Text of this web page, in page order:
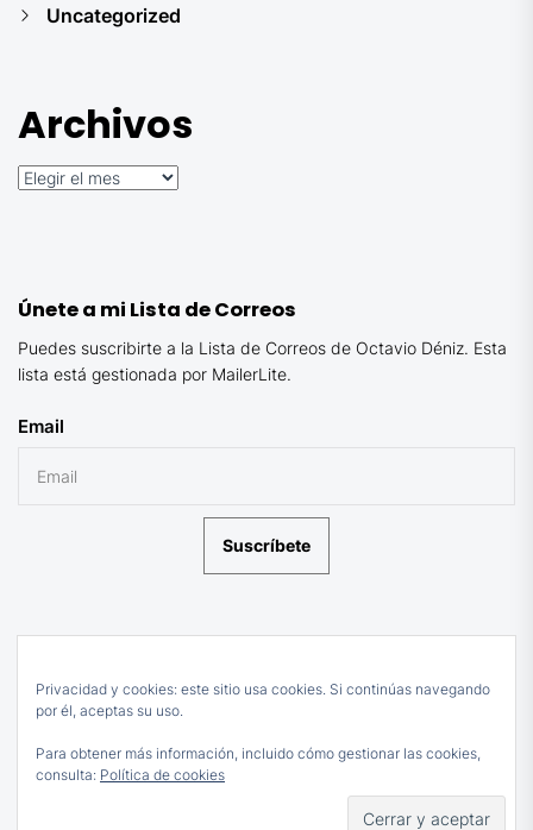
Uncategorized
Archivos
Archivos
Únete a mi Lista de Correos
Puedes suscribirte a la Lista de Correos de Octavio Déniz. Esta
lista está gestionada por MailerLite.
Email
Suscríbete
Subir
Privacidad y cookies: este sitio usa cookies. Si continúas navegando
por él, aceptas su uso.
Para obtener más información, incluido cómo gestionar las cookies,
consulta: Política de cookies